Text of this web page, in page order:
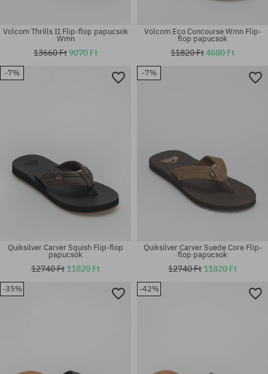
Elérhető méretek:
Elérhető méretek:
Elérhető méretek:
Volcom Thrills II Flip-flop papucsok
Wmn
13660 Ft9070 Ft
Elérhető méretek:
Volcom Eco Concourse Wmn Flip-
flop papucsok
11820 Ft4680 Ft
-7%
Quiksilver Carver Squish Flip-flop
papucsok
12740 Ft 11820 Ft
-7%
Quiksilver Carver Suede Core Flip-
flop papucsok
12740 Ft 11820 Ft
-35% -42%